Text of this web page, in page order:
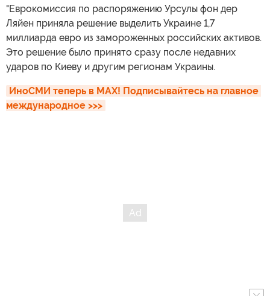
"Еврокомиссия по распоряжению Урсулы фон дер
Ляйен приняла решение выделить Украине 1,7
миллиарда евро из замороженных российских активов.
Это решение было принято сразу после недавних
ударов по Киеву и другим регионам Украины.
ИноСМИ теперь в MAX! Подписывайтесь на главное
международное >>>